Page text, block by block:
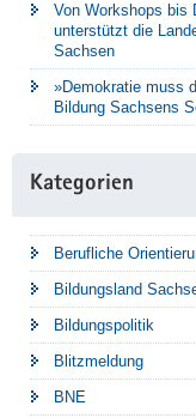
Von Workshops bis
unterstützt die
Sachsen
»Demokratie muss
Bildung Sachsens
Kategorien
Berufliche
Bildungsland
Bildungspolitik
Blitzmeldung
BNE